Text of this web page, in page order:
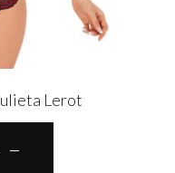
Lerot